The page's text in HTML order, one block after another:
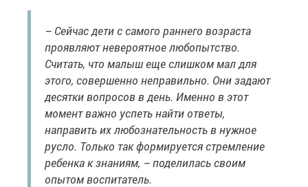
– Сейчас дети с самого раннего возраста
проявляют невероятное любопытство.
Считать, что малыш еще слишком мал для
этого, совершенно неправильно. Они задают
десятки вопросов в день. Именно в этот
момент важно успеть найти ответы,
направить их любознательность в нужное
русло. Только так формируется стремление
ребенка к знаниям, – поделилась своим
опытом воспитатель.